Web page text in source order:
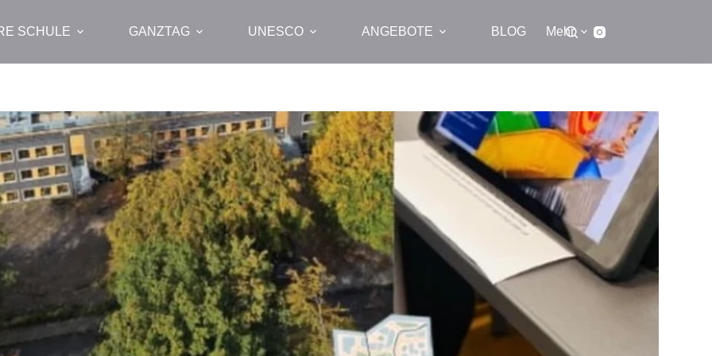
SCHULE GANZTAG UNESCO ANGEBOTE BLOG Mehr